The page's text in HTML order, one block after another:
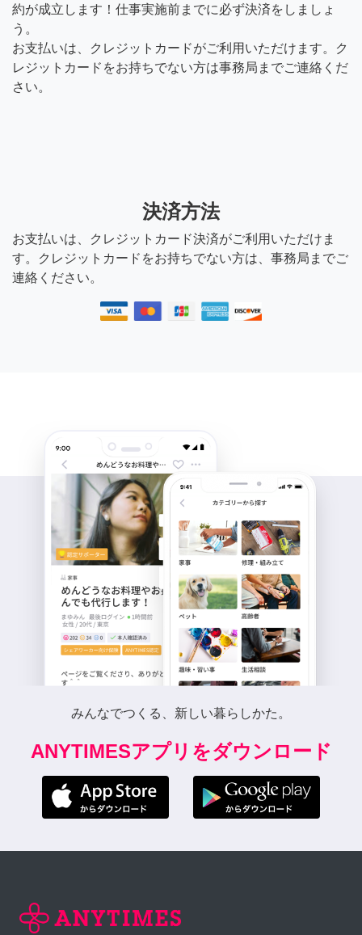
約が成立します！仕事実施前までに必ず決済をしましょ
う。
お支払いは、クレジットカードがご利用いただけます。ク
レジットカードをお持ちでない方は事務局までご連絡くだ
さい。
決済方法
お支払いは、クレジットカード決済がご利用いただけま
す。クレジットカードをお持ちでない方は、事務局までご
連絡ください。
みんなでつくる、新しい暮らしかた。
ANYTIMESアプリをダウンロード